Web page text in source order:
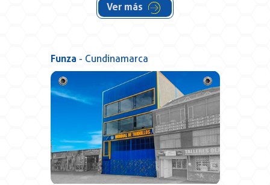
Ver más
Funza - Cundinamarca